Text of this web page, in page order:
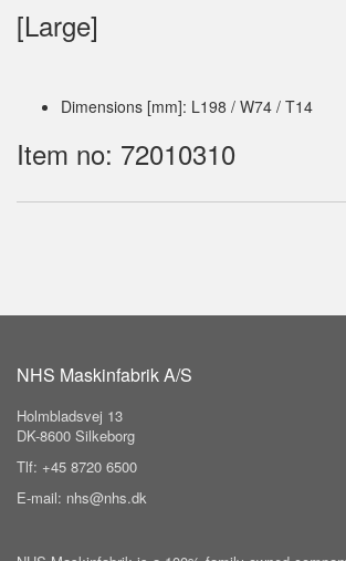
[Large]
Dimensions [mm]: L198 / W74 / T14
Item no: 72010310
NHS Maskinfabrik A/S
Holmbladsvej 13
DK-8600 Silkeborg
Tlf: +45 8720 6500
E-mail: nhs@nhs.dk